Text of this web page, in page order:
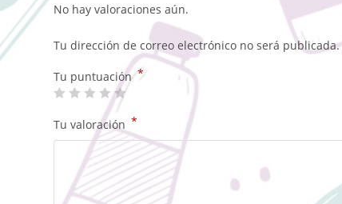
No hay valoraciones aún.
Tu dirección de correo electrónico no será publicada.
Tu puntuación*
Tu valoración *